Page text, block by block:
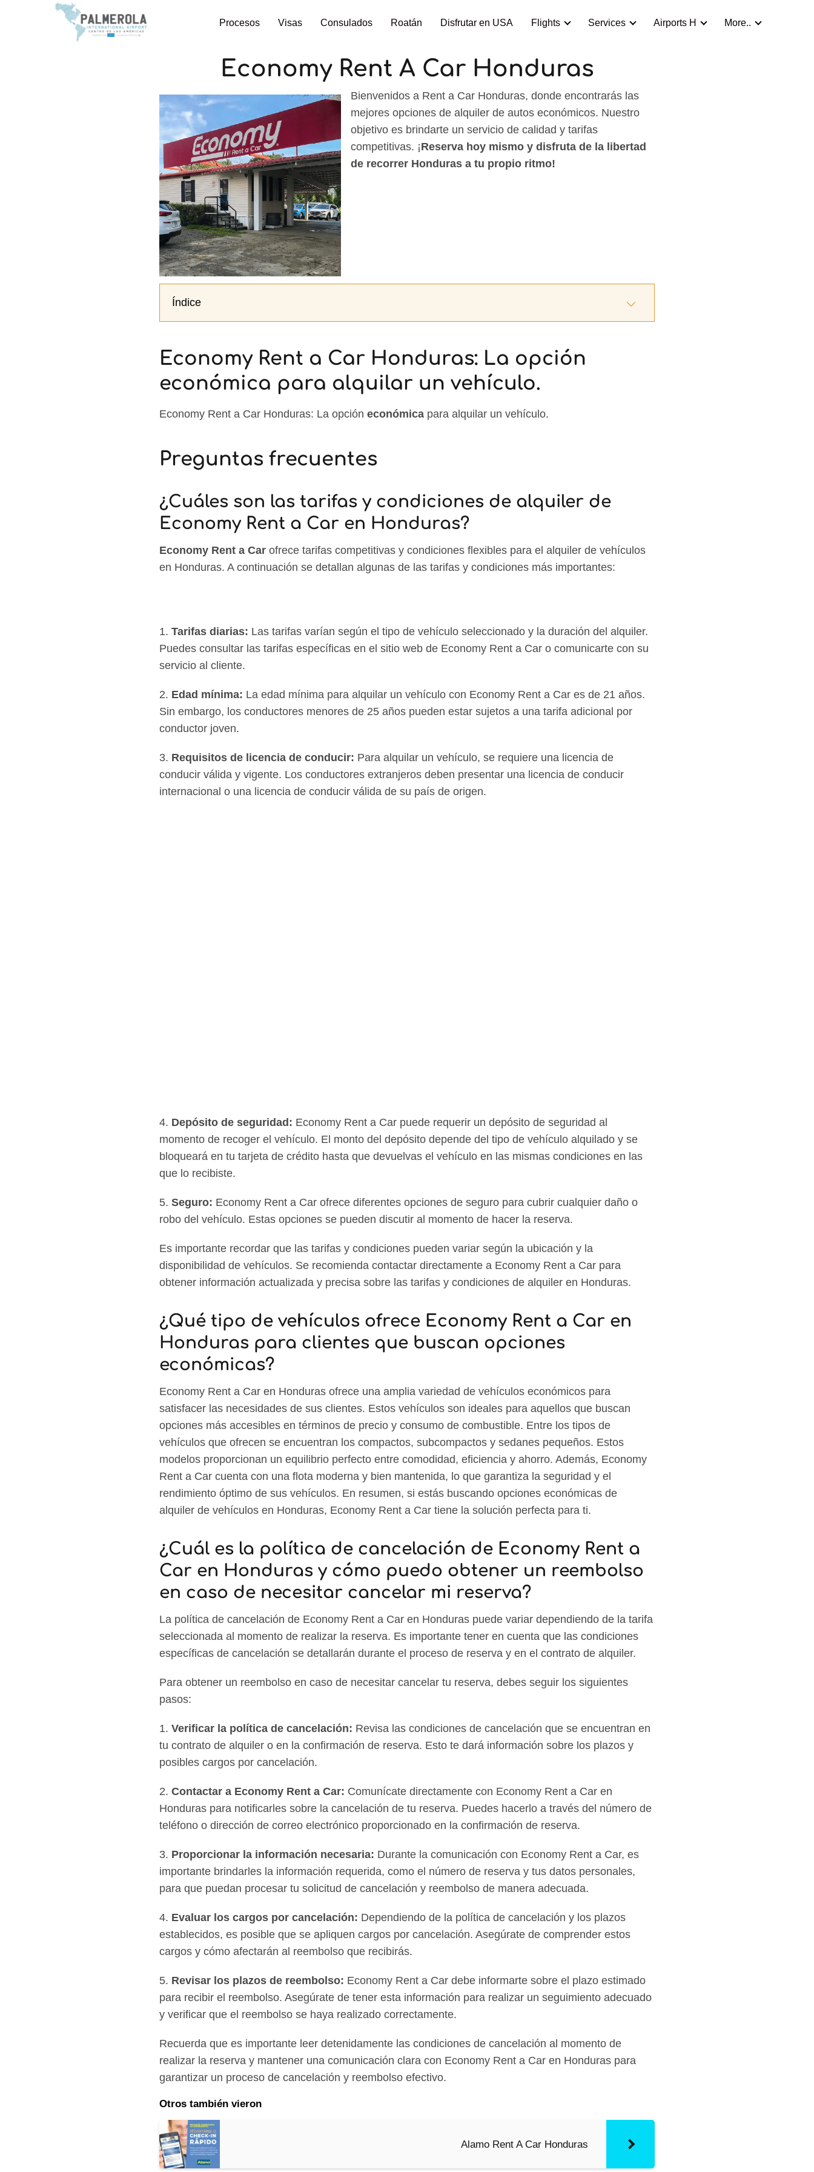
Procesos Visas Consulados Roatán Disfrutar en USA Flights Services Airports H More..
Economy Rent A Car Honduras
Bienvenidos a Rent a Car Honduras, donde encontrarás las
mejores opciones de alquiler de autos económicos. Nuestro
objetivo es brindarte un servicio de calidad y tarifas
competitivas. ¡Reserva hoy mismo y disfruta de la libertad
de recorrer Honduras a tu propio ritmo!
Índice
Economy Rent a Car Honduras: La opción
económica para alquilar un vehículo.
Economy Rent a Car Honduras: La opción económica para alquilar un vehículo.
Preguntas frecuentes
¿Cuáles son las tarifas y condiciones de alquiler de
Economy Rent a Car en Honduras?
Economy Rent a Car ofrece tarifas competitivas y condiciones flexibles para el alquiler de vehículos
en Honduras. A continuación se detallan algunas de las tarifas y condiciones más importantes:
1. Tarifas diarias: Las tarifas varían según el tipo de vehículo seleccionado y la duración del alquiler.
Puedes consultar las tarifas específicas en el sitio web de Economy Rent a Car o comunicarte con su
servicio al cliente.
2. Edad mínima: La edad mínima para alquilar un vehículo con Economy Rent a Car es de 21 años.
Sin embargo, los conductores menores de 25 años pueden estar sujetos a una tarifa adicional por
conductor joven.
3. Requisitos de licencia de conducir: Para alquilar un vehículo, se requiere una licencia de
conducir válida y vigente. Los conductores extranjeros deben presentar una licencia de conducir
internacional o una licencia de conducir válida de su país de origen.
4. Depósito de seguridad: Economy Rent a Car puede requerir un depósito de seguridad al
momento de recoger el vehículo. El monto del depósito depende del tipo de vehículo alquilado y se
bloqueará en tu tarjeta de crédito hasta que devuelvas el vehículo en las mismas condiciones en las
que lo recibiste.
5. Seguro: Economy Rent a Car ofrece diferentes opciones de seguro para cubrir cualquier daño o
robo del vehículo. Estas opciones se pueden discutir al momento de hacer la reserva.
Es importante recordar que las tarifas y condiciones pueden variar según la ubicación y la
disponibilidad de vehículos. Se recomienda contactar directamente a Economy Rent a Car para
obtener información actualizada y precisa sobre las tarifas y condiciones de alquiler en Honduras.
¿Qué tipo de vehículos ofrece Economy Rent a Car en
Honduras para clientes que buscan opciones
económicas?
Economy Rent a Car en Honduras ofrece una amplia variedad de vehículos económicos para
satisfacer las necesidades de sus clientes. Estos vehículos son ideales para aquellos que buscan
opciones más accesibles en términos de precio y consumo de combustible. Entre los tipos de
vehículos que ofrecen se encuentran los compactos, subcompactos y sedanes pequeños. Estos
modelos proporcionan un equilibrio perfecto entre comodidad, eficiencia y ahorro. Además, Economy
Rent a Car cuenta con una flota moderna y bien mantenida, lo que garantiza la seguridad y el
rendimiento óptimo de sus vehículos. En resumen, si estás buscando opciones económicas de
alquiler de vehículos en Honduras, Economy Rent a Car tiene la solución perfecta para ti.
¿Cuál es la política de cancelación de Economy Rent a
Car en Honduras y cómo puedo obtener un reembolso
en caso de necesitar cancelar mi reserva?
La política de cancelación de Economy Rent a Car en Honduras puede variar dependiendo de la tarifa
seleccionada al momento de realizar la reserva. Es importante tener en cuenta que las condiciones
específicas de cancelación se detallarán durante el proceso de reserva y en el contrato de alquiler.
Para obtener un reembolso en caso de necesitar cancelar tu reserva, debes seguir los siguientes
pasos:
1. Verificar la política de cancelación: Revisa las condiciones de cancelación que se encuentran en
tu contrato de alquiler o en la confirmación de reserva. Esto te dará información sobre los plazos y
posibles cargos por cancelación.
2. Contactar a Economy Rent a Car: Comunícate directamente con Economy Rent a Car en
Honduras para notificarles sobre la cancelación de tu reserva. Puedes hacerlo a través del número de
teléfono o dirección de correo electrónico proporcionado en la confirmación de reserva.
3. Proporcionar la información necesaria: Durante la comunicación con Economy Rent a Car, es
importante brindarles la información requerida, como el número de reserva y tus datos personales,
para que puedan procesar tu solicitud de cancelación y reembolso de manera adecuada.
4. Evaluar los cargos por cancelación: Dependiendo de la política de cancelación y los plazos
establecidos, es posible que se apliquen cargos por cancelación. Asegúrate de comprender estos
cargos y cómo afectarán al reembolso que recibirás.
5. Revisar los plazos de reembolso: Economy Rent a Car debe informarte sobre el plazo estimado
para recibir el reembolso. Asegúrate de tener esta información para realizar un seguimiento adecuado
y verificar que el reembolso se haya realizado correctamente.
Recuerda que es importante leer detenidamente las condiciones de cancelación al momento de
realizar la reserva y mantener una comunicación clara con Economy Rent a Car en Honduras para
garantizar un proceso de cancelación y reembolso efectivo.
Otros también vieron
Alamo Rent A Car Honduras